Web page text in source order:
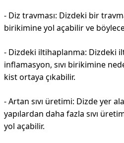
- Diz travması: Dizdeki bir
birikimine yol açabilir ve
- Dizdeki iltihaplanma: Dizdeki
inflamasyon, sıvı birikimine
kist ortaya çıkabilir.
- Artan sıvı üretimi: Dizde yer
yapılardan daha fazla sıvı
yol açabilir.